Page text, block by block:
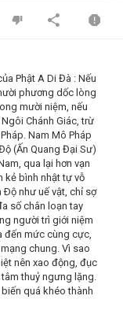
Phật A Di Đà : Nếu
phương dốc lòng
mười niệm, nếu
Chánh Giác, trừ
Nam Mô Pháp
(Ấn Quang Đại Sư)
qua lại hơn vạn
kẻ bình nhật tự vỗ
như uế vật, chỉ sợ
số chân loạn tay
người trì giới niệm
đến mức cùng cực,
chung. Vì sao
nên xao động, đục
thuỷ ngưng lặng.
quá khéo thành